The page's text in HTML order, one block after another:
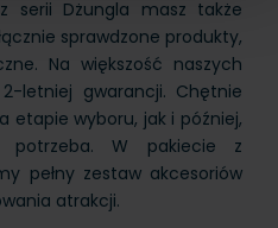
serii Dżungla masz także
sprawdzone produkty,
Na większość naszych
letniej gwarancji. Chętnie
etapie wyboru, jak i później,
potrzeba. W pakiecie z
pełny zestaw akcesoriów
atrakcji.